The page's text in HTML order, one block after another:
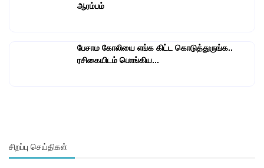
ஆரம்பம்
பேசாம கோலியை எங்க கிட்ட கொடுத்துருங்க..
ரசிகையிடம் பொங்கிய...
சிறப்பு செய்திகள்